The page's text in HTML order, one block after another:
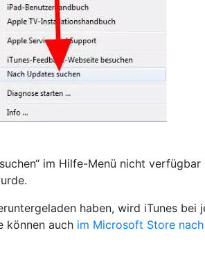
im Hilfe-Menü nicht
haben, wird iTunes bei
können auch im Microsoft Store